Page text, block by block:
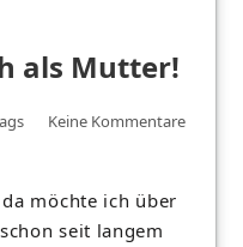
als Mutter!
Keine Kommentare
möchte ich über
seit langem